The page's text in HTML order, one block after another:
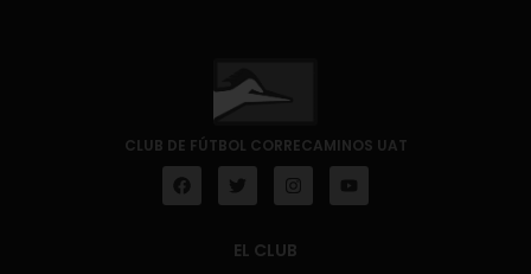
CLUB DE FÚTBOL CORRECAMINOS UAT
EL CLUB